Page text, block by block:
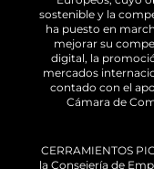
sostenible y la
ha puesto en
mejorar su
digital, la
mercados
contado con el
Cámara de
CERRAMIENTOS
la Consejería de